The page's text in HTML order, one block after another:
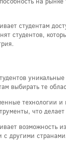
студентам
студентов,
выбирать те
технологии
что
возможность
другими